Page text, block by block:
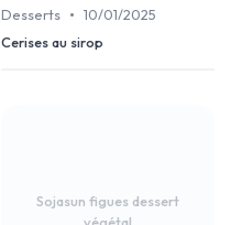
Desserts • 10/01/2025
Cerises au sirop
Sojasun figues dessert